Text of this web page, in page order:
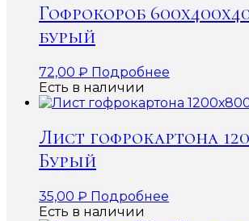
Гофрокороб
бурый
72,00 ₽ Подробнее
Есть в наличии
Лист гофрокартона
Бурый
35,00 ₽ Подробнее
Есть в наличии